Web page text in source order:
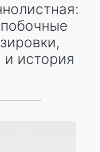
история